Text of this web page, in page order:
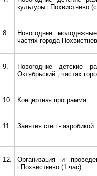
культуры г.Похвистнево
8.
Новогодние
частях города
9.
Новогодние детские
Октябрьский , частях
10. Концертная программа
11. Занятия степ - аэробикой
12.
Организация и
г.Похвистнево (1 час)